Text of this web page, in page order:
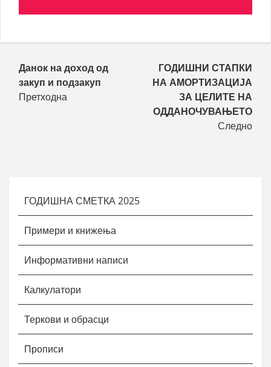
Данок на доход од
закуп и подзакуп
Претходна
ГОДИШНИ СТАПКИ
НА АМОРТИЗАЦИЈА
ЗА ЦЕЛИТЕ НА
ОДДАНОЧУВАЊЕТО
Следно
ГОДИШНА СМЕТКА 2025
Примери и книжења
Информативни написи
Калкулатори
Теркови и обрасци
Прописи